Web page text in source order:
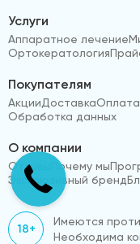
Услуги
Аппаратное лечение
Ортокератология
Покупателям
АкцииДоставкаОплата
Обработка данных
О компании
Отзывы Почему мы
Эксклюзивный бренд
18+
Имеются
Необходима